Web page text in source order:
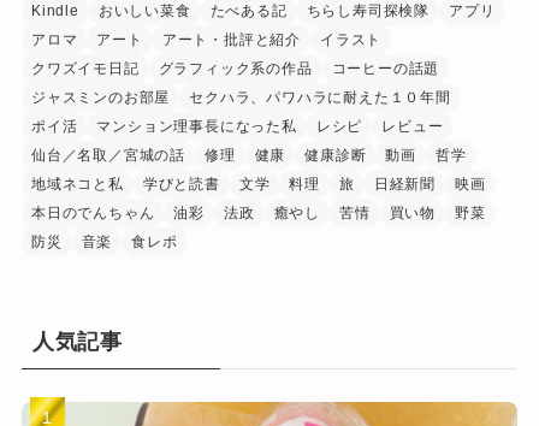
Kindle
おいしい菜食 たべある記 ちらし寿司探検隊
アプリ
アロマ
アート アート・批評と紹介
イラスト
クワズイモ日記
グラフィック系の作品
コーヒーの話題
ジャスミンのお部屋
セクハラ、パワハラに耐えた１０年間
ポイ活
マンション理事長になった私 レシピ
レビュー
仙台／名取／宮城の話
修理 健康 健康診断 動画
哲学
地域ネコと私
学びと読書 文学 料理 旅 日経新聞
映画
本日のでんちゃん
油彩 法政 癒やし 苦情 買い物
野菜
防災
音楽 食レポ
人気記事